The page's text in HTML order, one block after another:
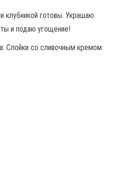
клубникой готовы. Украшаю
и подаю угощение!